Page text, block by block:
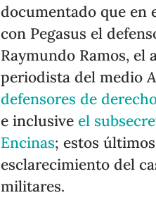
documentado que en
con Pegasus el
Raymundo Ramos, el
periodista del medio
defensores de
e inclusiveel
Encinas; estos
esclarecimiento del
militares.